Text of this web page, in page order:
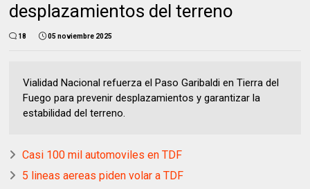
desplazamientos del terreno
18 05 noviembre 2025
Vialidad Nacional refuerza el Paso Garibaldi en Tierra del
Fuego para prevenir desplazamientos y garantizar la
estabilidad del terreno.
Casi 100 mil automoviles en TDF
5 lineas aereas piden volar a TDF